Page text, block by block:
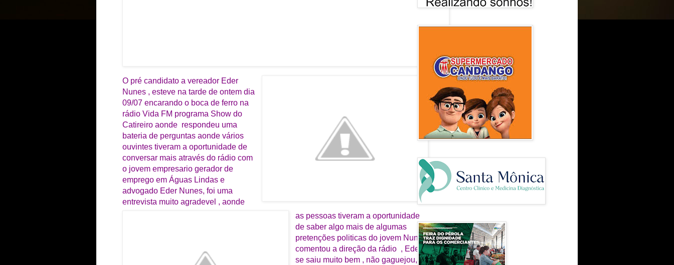
O pré candidato a vereador Eder
Nunes , esteve na tarde de ontem dia
09/07 encarando o boca de ferro na
rádio Vida FM programa Show do
Catireiro aonde respondeu uma
bateria de perguntas aonde vários
ouvintes tiveram a oportunidade de
conversar mais através do rádio com
o jovem empresario gerador de
emprego em Águas Lindas e
advogado Eder Nunes, foi uma
entrevista muito agradevel , aonde
as pessoas tiveram a oportunidade
de saber algo mais de algumas
pretenções politicas do jovem Nunes
comentou a direção da rádio , Eder
se saiu muito bem , não gaguejou,